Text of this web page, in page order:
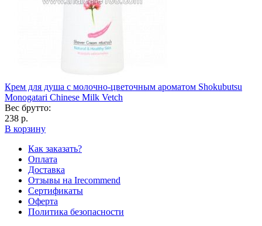
Крем для душа с молочно-цветочным ароматом Shokubutsu
Monogatari Chinese Milk Vetch
Вес брутто:
238 р.
В корзину
Как заказать?
Оплата
Доставка
Отзывы на Irecommend
Сертификаты
Оферта
Политика безопасности